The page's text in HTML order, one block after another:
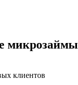
микрозаймы
клиентов